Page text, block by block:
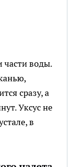
части воды.
сразу, а
Уксус не
в